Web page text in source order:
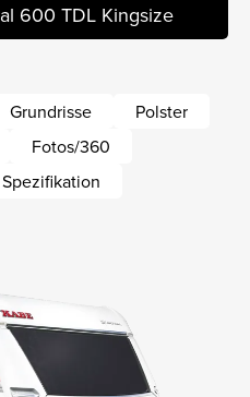
600 TDL Kingsize
Grundrisse
Polster
Fotos/360